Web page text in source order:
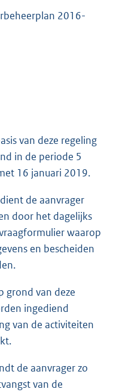
2016-
van deze regeling
in de periode 5
16 januari 2019.
de aanvrager
door het dagelijks
waarop
en bescheiden
grond van deze
ingediend
van de activiteiten
de aanvrager zo
van de